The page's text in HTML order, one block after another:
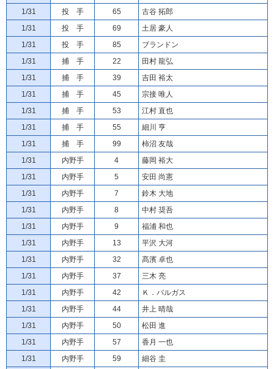
1/31
投 手 65
古谷 拓郎
1/31
投 手 69
土居 豪人
1/31
投 手 85
ブランドン
1/31
捕 手 22
田村 龍弘
1/31
捕 手 39
吉田 裕太
1/31
捕 手 45
宗接 唯人
1/31
捕 手 53
江村 直也
1/31
捕 手 55
細川 亨
1/31
捕 手 99
柿沼 友哉
1/31
内野手 4
藤岡 裕大
1/31
内野手 5
安田 尚憲
1/31
内野手 7
鈴木 大地
1/31
内野手 8
中村 奨吾
1/31
内野手 9
福浦 和也
1/31
内野手 13
平沢 大河
1/31
内野手 32
髙濱 卓也
1/31
内野手 37
三木 亮
1/31
内野手 42
Ｋ．バルガス
1/31
内野手 44
井上 晴哉
1/31
内野手 50
松田 進
1/31
内野手 57
香月 一也
1/31
内野手 59
細谷 圭